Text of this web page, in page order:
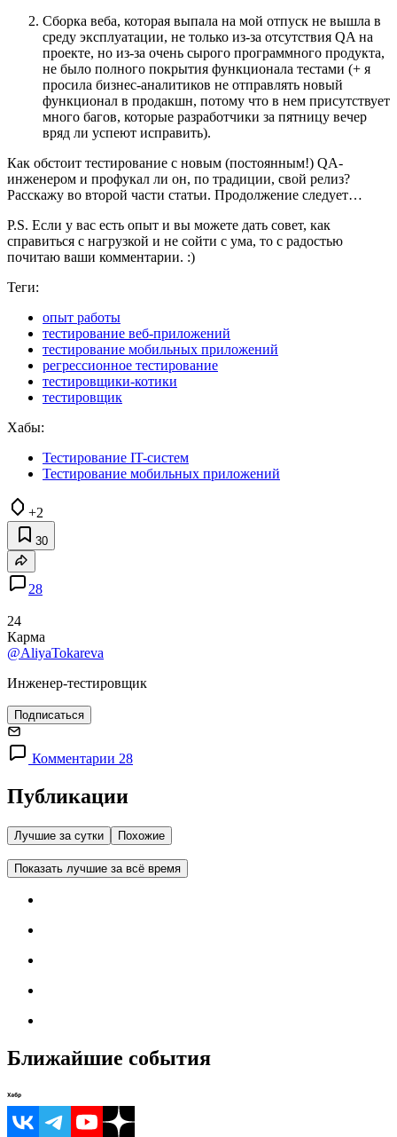
Сборка веба, которая выпала на мой отпуск не вышла в
среду эксплуатации, не только из-за отсутствия QA на
проекте, но из-за очень сырого программного продукта,
не было полного покрытия функционала тестами (+ я
просила бизнес-аналитиков не отправлять новый
функционал в продакшн, потому что в нем присутствует
много багов, которые разработчики за пятницу вечер
вряд ли успеют исправить).
Как обстоит тестирование с новым (постоянным!) QA-
инженером и профукал ли он, по традиции, свой релиз?
Расскажу во второй части статьи. Продолжение следует…
P.S. Если у вас есть опыт и вы можете дать совет, как
справиться с нагрузкой и не сойти с ума, то с радостью
почитаю ваши комментарии. :)
Теги:
опыт работы
тестирование веб-приложений
тестирование мобильных приложений
регрессионное тестирование
тестировщики-котики
тестировщик
Хабы:
Тестирование IT-систем
Тестирование мобильных приложений
+2
30
28
24
Карма
@AliyaTokareva
Инженер-тестировщик
Подписаться
Комментарии 28
Публикации
Лучшие за сутки Похожие
Показать лучшие за всё время
Ближайшие события